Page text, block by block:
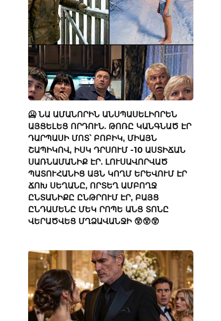
🥶 ՆԱ ԱՄԱՆՈՐԻՆ ԱՆՍՊԱՍԵԼԻՈՐԵՆ
ԱՅՑԵԼԵՑ ՈՐԴՈՒՆ. ԹՈՌԸ ԿԱՆԳՆԱԾ ԷՐ
ԴԱՐՊԱՍԻ ՄՈՏ՝ ԲՈԲԻԿ, ՄԻԱՅՆ
ՇԱՊԻԿՈՎ, ԻՍԿ ԴՐՍՈՒՄ -10 ԱՍՏԻՃԱՆ
ՍԱՌՆԱՄԱՆԻՔ ԷՐ. ԼՈՒՍԱՎՈՐՎԱԾ
ՊԱՏՈՒՀԱՆԻՑ ԱՅՆ ԿՈՂՄ ԵՐԵՎՈՒՄ ԷՐ
ՃՈԽ ՍԵՂԱՆԸ, ՈՐՏԵՂ ԱՄԲՈՂՋ
ԸՆՏԱՆԻՔԸ ԸՆԹՐՈՒՄ ԷՐ, ԲԱՅՑ
ԸՆԴԱՄԵՆԸ ՄԵԿ ՐՈՊԵ ԱՆՑ ՏՈՆԸ
ՎԵՐԱԾՎԵՑ ՄՂՁԱՎԱՆՋԻ 😲😲😲